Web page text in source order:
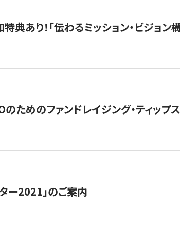
特典あり！「伝わるミッション・ビジ
のためのファンドレイジング・ティッ
ー2021」のご案内